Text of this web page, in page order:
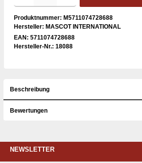
Produktnummer: M5711074728688
Hersteller: MASCOT INTERNATIONAL
EAN: 5711074728688
Hersteller-Nr.: 18088
Beschreibung
Bewertungen
NEWSLETTER